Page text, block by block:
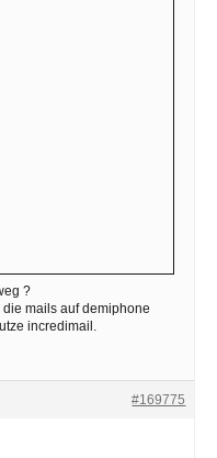
?
mails auf demiphone
incredimail.
#169775